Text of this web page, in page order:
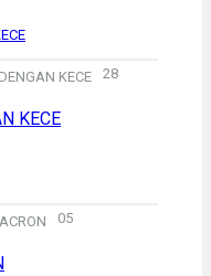
28
KECE
05